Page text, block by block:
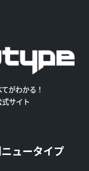
がわかる！
式サイト
ュータイプ